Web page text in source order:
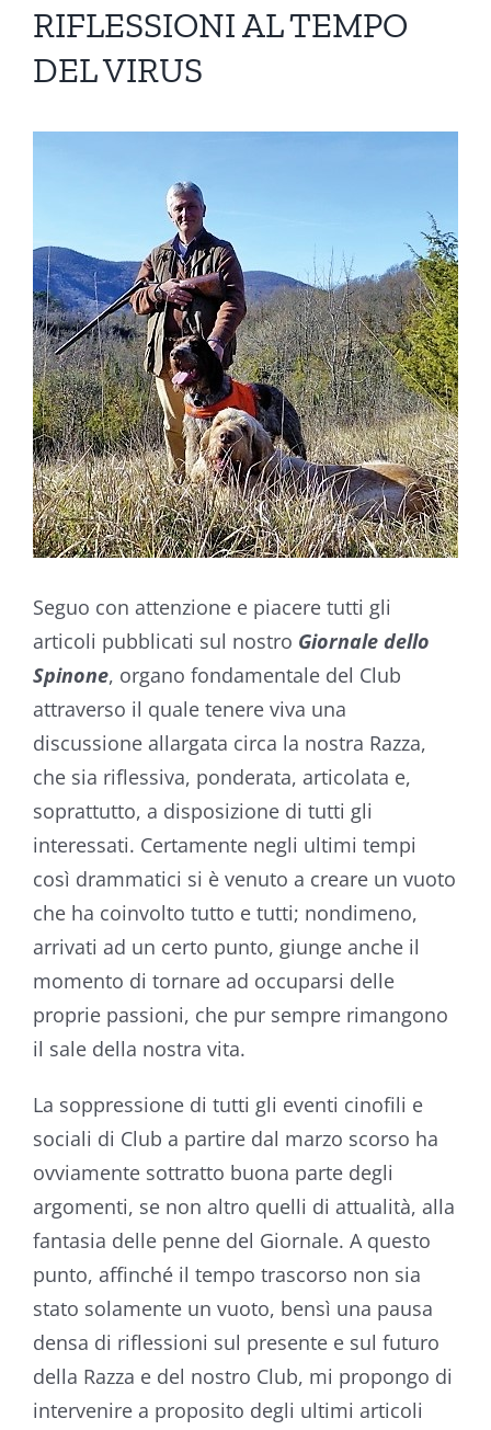
RIFLESSIONI AL TEMPO
DEL VIRUS
Seguo con attenzione e piacere tutti gli
articoli pubblicati sul nostro Giornale dello
Spinone, organo fondamentale del Club
attraverso il quale tenere viva una
discussione allargata circa la nostra Razza,
che sia riflessiva, ponderata, articolata e,
soprattutto, a disposizione di tutti gli
interessati. Certamente negli ultimi tempi
così drammatici si è venuto a creare un vuoto
che ha coinvolto tutto e tutti; nondimeno,
arrivati ad un certo punto, giunge anche il
momento di tornare ad occuparsi delle
proprie passioni, che pur sempre rimangono
il sale della nostra vita.
La soppressione di tutti gli eventi cinofili e
sociali di Club a partire dal marzo scorso ha
ovviamente sottratto buona parte degli
argomenti, se non altro quelli di attualità, alla
fantasia delle penne del Giornale. A questo
punto, affinché il tempo trascorso non sia
stato solamente un vuoto, bensì una pausa
densa di riflessioni sul presente e sul futuro
della Razza e del nostro Club, mi propongo di
intervenire a proposito degli ultimi articoli